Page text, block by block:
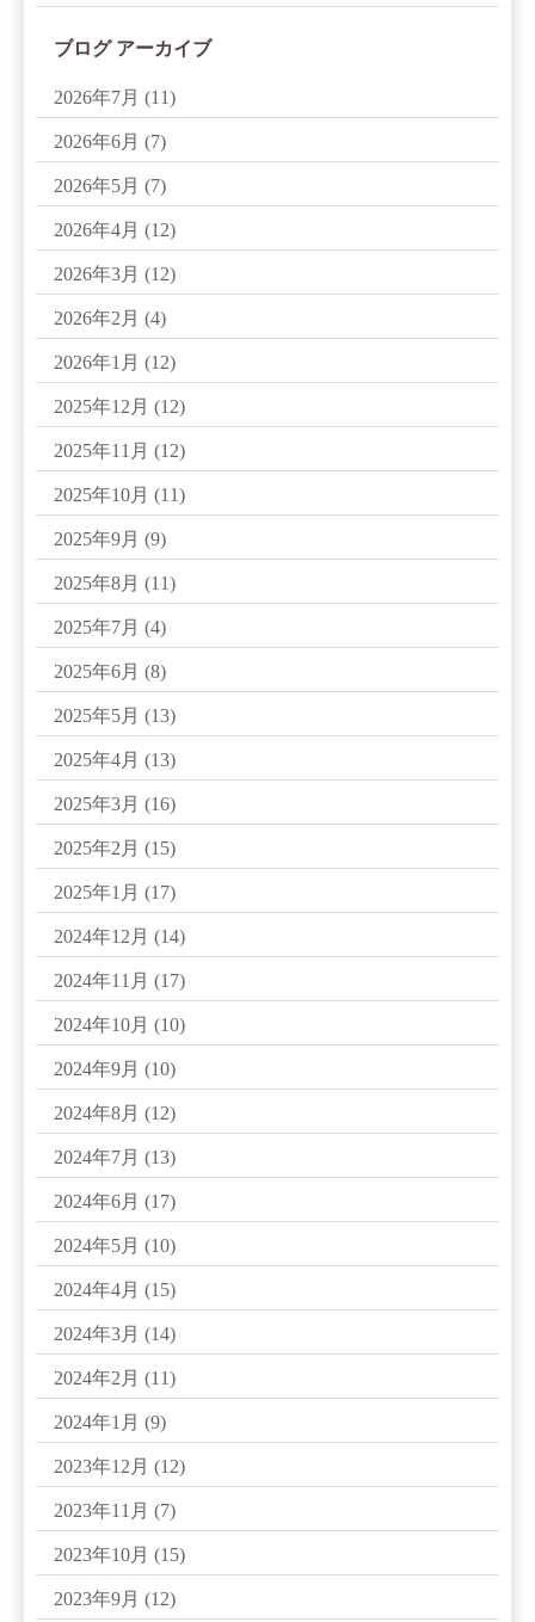
ブログ アーカイブ
2026年7月 (11)
2026年6月 (7)
2026年5月 (7)
2026年4月 (12)
2026年3月 (12)
2026年2月 (4)
2026年1月 (12)
2025年12月 (12)
2025年11月 (12)
2025年10月 (11)
2025年9月 (9)
2025年8月 (11)
2025年7月 (4)
2025年6月 (8)
2025年5月 (13)
2025年4月 (13)
2025年3月 (16)
2025年2月 (15)
2025年1月 (17)
2024年12月 (14)
2024年11月 (17)
2024年10月 (10)
2024年9月 (10)
2024年8月 (12)
2024年7月 (13)
2024年6月 (17)
2024年5月 (10)
2024年4月 (15)
2024年3月 (14)
2024年2月 (11)
2024年1月 (9)
2023年12月 (12)
2023年11月 (7)
2023年10月 (15)
2023年9月 (12)